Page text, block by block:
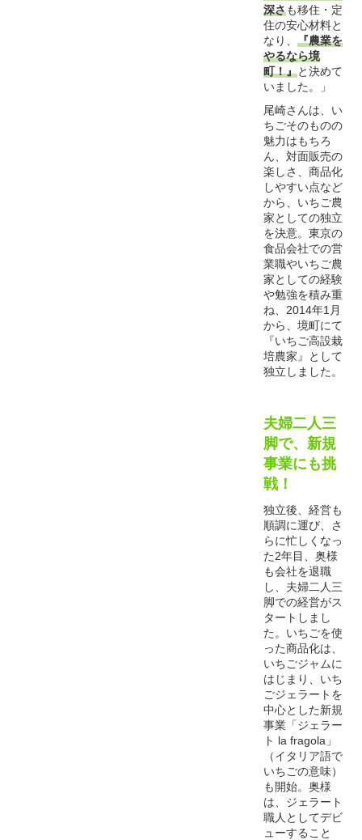
深さも移住・定
住の安心材料と
なり、 『農業を
やるなら境
町！』と決めて
いました。」
尾崎さんは、い
ちごそのものの
魅力はもちろ
ん、対面販売の
楽しさ、商品化
しやすい点など
から、いちご農
家としての独立
を決意。東京の
食品会社での営
業職やいちご農
家としての経験
や勉強を積み重
ね、2014年1月
から、境町にて
『いちご高設栽
培農家』として
独立しました。
夫婦二人三
脚で、新規
事業にも挑
戦！
独立後、経営も
順調に運び、さ
らに忙しくなっ
た2年目、奥様
も会社を退職
し、夫婦二人三
脚での経営がス
タートしまし
た。いちごを使
った商品化は、
いちごジャムに
はじまり、いち
ごジェラートを
中心とした新規
事業「ジェラー
ト la fragola」
（イタリア語で
いちごの意味）
も開始。奥様
は、ジェラート
職人としてデビ
ューすること